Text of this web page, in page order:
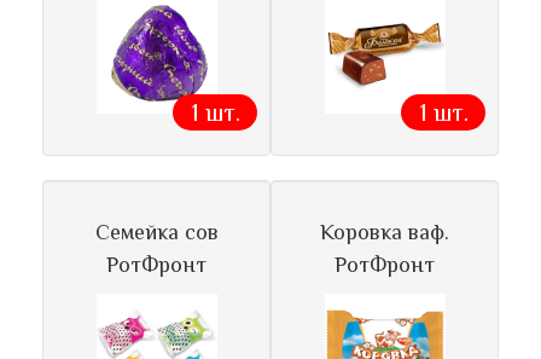
1 шт. 1 шт.
Семейка сов
РотФронт
Коровка ваф.
РотФронт